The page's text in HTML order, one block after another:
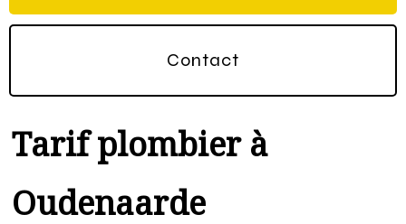
Contact
Tarif plombier à
Oudenaarde